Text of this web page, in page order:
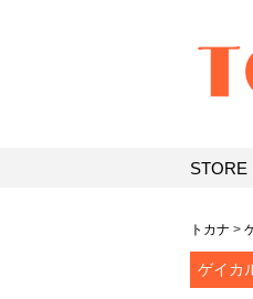
トカナ >
ゲイカ
STORE